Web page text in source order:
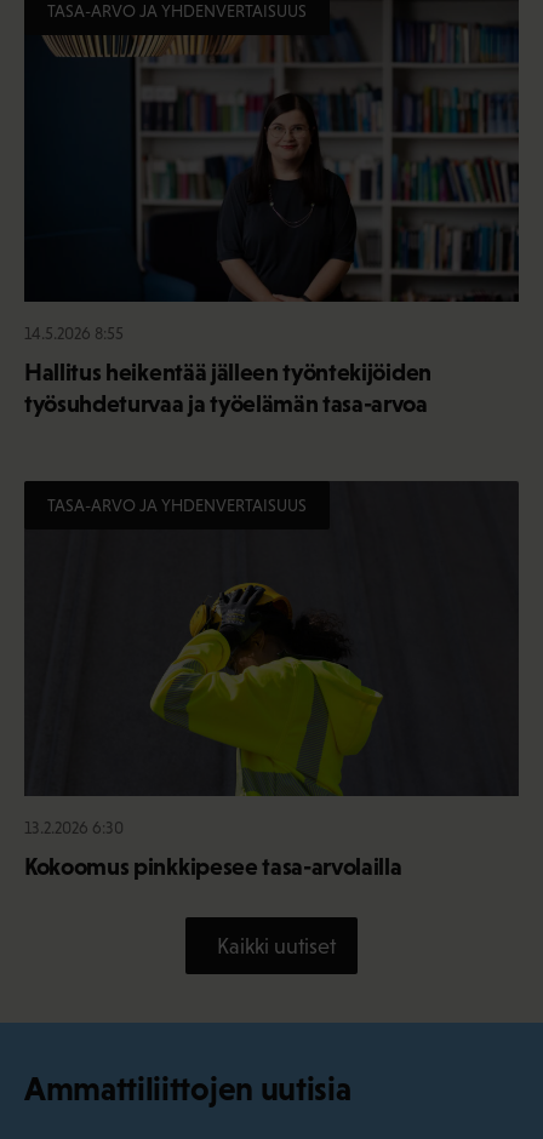
TASA-ARVO JA YHDENVERTAISUUS
14.5.2026 8:55
Hallitus heikentää jälleen työntekijöiden
työsuhdeturvaa ja työelämän tasa-arvoa
TASA-ARVO JA YHDENVERTAISUUS
13.2.2026 6:30
Kokoomus pinkkipesee tasa-arvolailla
Kaikki uutiset
Ammattiliittojen uutisia